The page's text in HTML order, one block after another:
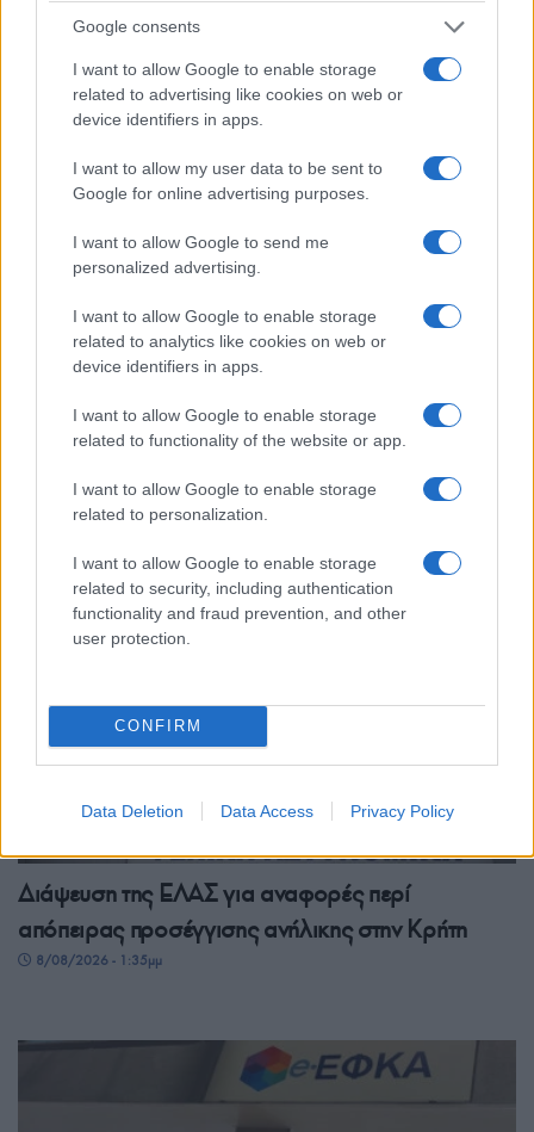
Google consents
I want to allow Google to enable storage
related to advertising like cookies on web or
device identifiers in apps.
I want to allow my user data to be sent to
Google for online advertising purposes.
I want to allow Google to send me
personalized advertising.
I want to allow Google to enable storage
related to analytics like cookies on web or
device identifiers in apps.
I want to allow Google to enable storage
related to functionality of the website or app.
I want to allow Google to enable storage
related to personalization.
I want to allow Google to enable storage
related to security, including authentication
functionality and fraud prevention, and other
user protection.
CONFIRM
Data Deletion Data Access Privacy Policy
Λυκαβηττός: Εντοπισμός ανθρώπινης σορού σε
σπηλιά στους Αγίους Ισιδώρους
ΕΛΛΑΔΑ
θερμοκρασίες έως 39 βαθμούς
Διάψευση της ΕΛΑΣ για αναφορές περί
απόπειρας προσέγγισης ανήλικης στην Κρήτη
8/08/2026 - 1:35μμ